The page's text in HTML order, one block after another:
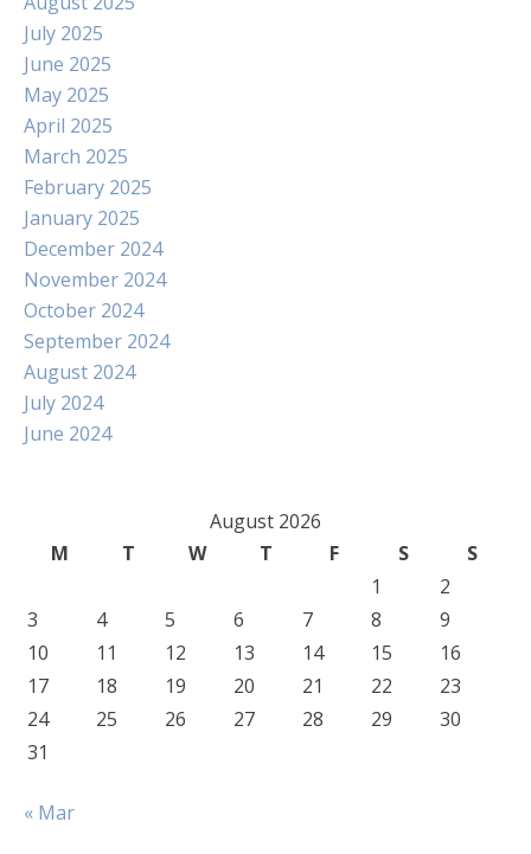
July 2025
June 2025
May 2025
April 2025
March 2025
February 2025
January 2025
December 2024
November 2024
October 2024
September 2024
August 2024
July 2024
June 2024
August 2026
M
T W T F S
S
1
2
3
4 5 6 7 8
9
10
11 12 13 14 15
16
17
18 19 20 21 22
23
24
25 26 27 28 29
30
31
« Mar